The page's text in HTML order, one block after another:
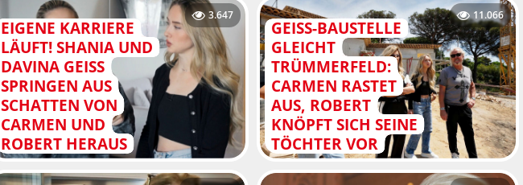
EIGENE KARRIERE
LÄUFT! SHANIA UND
DAVINA GEISS
SPRINGEN AUS
SCHATTEN VON
CARMEN UND
ROBERT HERAUS
3.647
GEISS-BAUSTELLE
GLEICHT
TRÜMMERFELD:
CARMEN RASTET
AUS, ROBERT
KNÖPFT SICH SEINE
TÖCHTER VOR
11.066